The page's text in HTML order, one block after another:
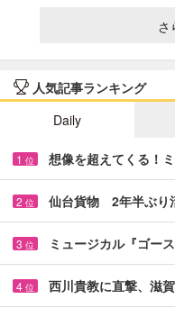
さ
人気記事ランキング
Daily
1 位 想像を超えてくる！
2 位 仙台貨物 2年半ぶ
3 位 ミュージカル『ゴー
4 位 西川貴教に直撃、滋